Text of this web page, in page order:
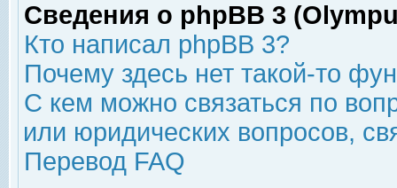
Сведения о phpBB 3
Кто написал phpBB 3?
Почему здесь нет такой-то
С кем можно связаться по
или юридических вопросов,
Перевод FAQ